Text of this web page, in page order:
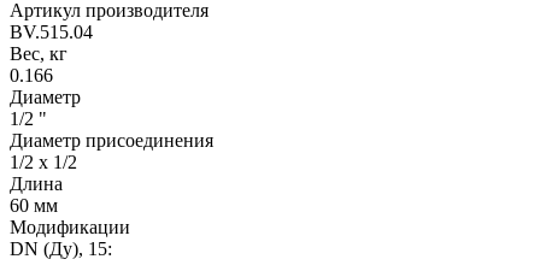
Артикул производителя
BV.515.04
Вес, кг
0.166
Диаметр
1/2 "
Диаметр присоединения
1/2 x 1/2
Длина
60 мм
Модификации
DN (Ду), 15: